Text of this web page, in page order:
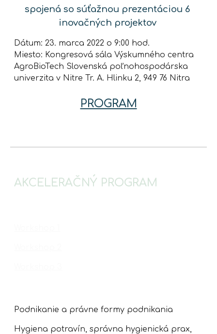
spojená so súťažnou prezentáciou 6
inovačných projektov
Dátum: 23. marca 2022 o 9:00 hod.
Miesto: Kongresová sála Výskumného centra
AgroBioTech Slovenská poľnohospodárska
univerzita v Nitre Tr. A. Hlinku 2, 949 76 Nitra
PROGRAM
AKCELERAČNÝ PROGRAM
Podnikanie a právne formy podnikania
Hygiena potravín, správna hygienická prax,